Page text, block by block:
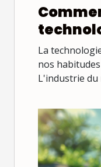
l'achat
ligne
La
nos
L'industrie du